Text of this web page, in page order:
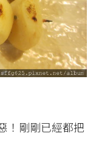
！剛剛已經都把